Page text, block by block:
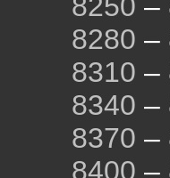
8250 –
8280 –
8310 –
8340 –
8370 –
8400 –